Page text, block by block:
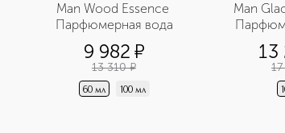
Man Wood Essence
Парфюмерная вода
9 982 ¤
13 310 ¤
60 мл 100 мл
Man
13